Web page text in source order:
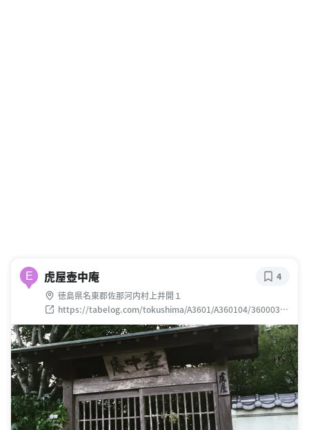
E 虎屋壺中庵
徳島県名東郡佐那河内村上井開１
https://tabelog.com/tokushima/A3601/A360104/36000369
/
4